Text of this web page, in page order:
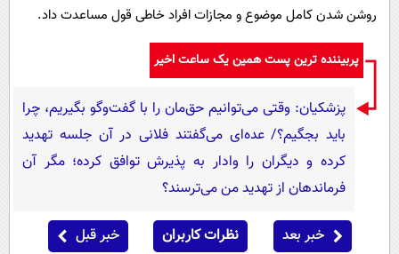
روشن شدن کامل موضوع و مجازات افراد خاطی قول مساعدت داد.
پربیننده ترین پست همین یک ساعت اخیر
پزشکیان: وقتی می‌توانیم حق‌مان را با گفت‌وگو بگیریم، چرا
باید بجگیم؟/ عده‌ای می‌گفتند فلانی در آن جلسه تهدید
کرده و دیگران را وادار به پذیرش توافق کرده؛ مگر آن
فرماندهان از تهدید من می‌ترسند؟
خبر بعد نظرات کاربران خبر قبل